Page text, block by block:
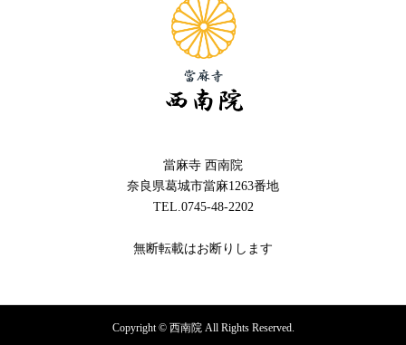
當麻寺 西南院
奈良県葛城市當麻1263番地
TEL.0745-48-2202
無断転載はお断りします
Copyright © 西南院 All Rights Reserved.